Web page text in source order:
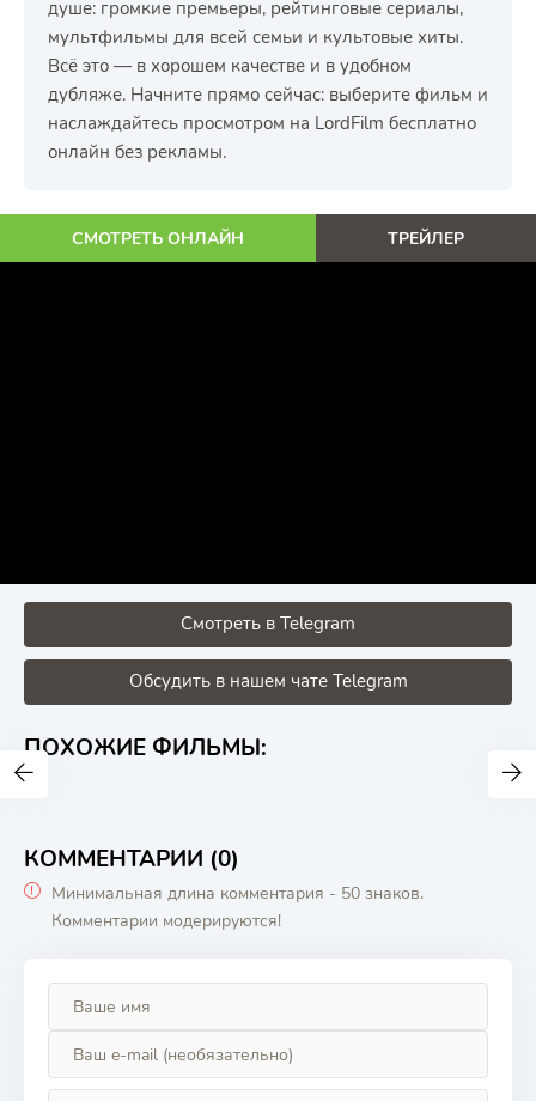
душе: громкие премьеры, рейтинговые сериалы,
мультфильмы для всей семьи и культовые хиты.
Всё это — в хорошем качестве и в удобном
дубляже. Начните прямо сейчас: выберите фильм и
наслаждайтесь просмотром на LordFilm бесплатно
онлайн без рекламы.
СМОТРЕТЬ ОНЛАЙН ТРЕЙЛЕР
Смотреть в Telegram
Обсудить в нашем чате Telegram
ПОХОЖИЕ ФИЛЬМЫ:
КОММЕНТАРИИ (0)
Минимальная длина комментария - 50 знаков.
Комментарии модерируются!